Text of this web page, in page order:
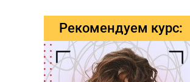
Рекомендуем курс: